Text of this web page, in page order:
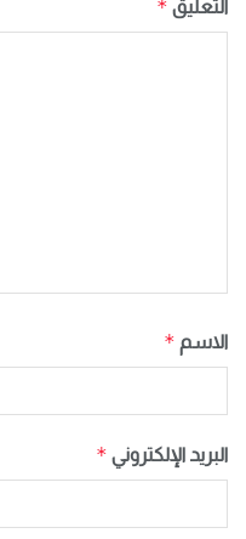
التعليق*
الاسم*
البريد الإلكتروني*